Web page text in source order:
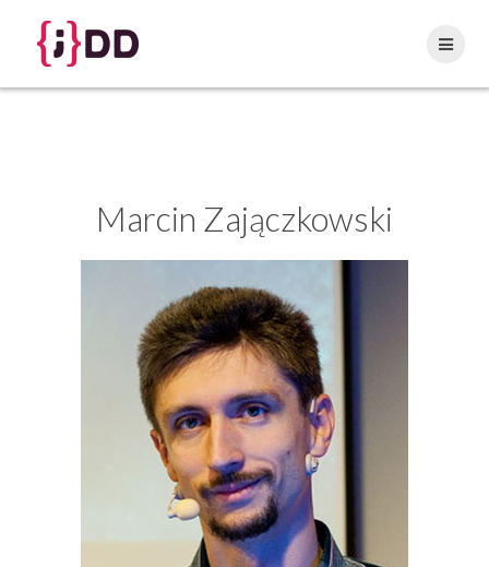
Marcin Zajączkowski